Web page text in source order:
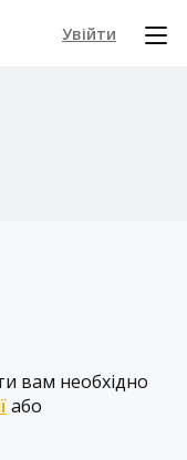
Увійти
вам необхідно
або